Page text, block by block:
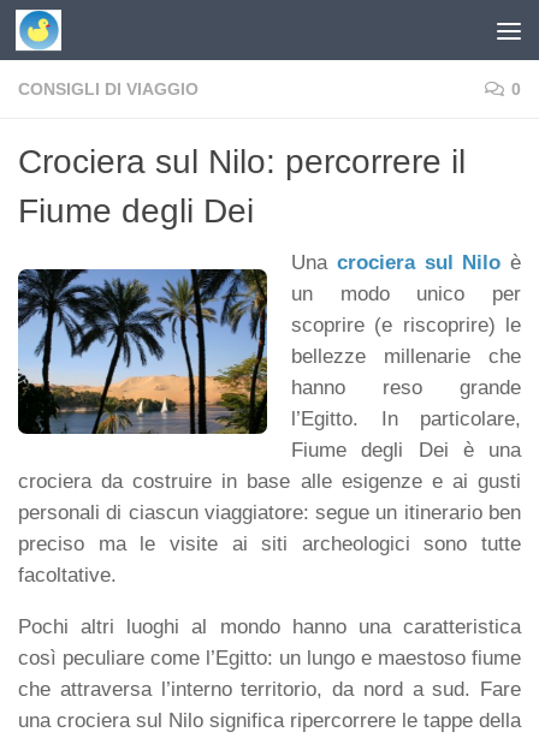
Skip to content
CONSIGLI DI VIAGGIO 0
Crociera sul Nilo: percorrere il
Fiume degli Dei
Una crociera sul Nilo è
un modo unico per
scoprire (e riscoprire) le
bellezze millenarie che
hanno reso grande
l’Egitto. In particolare,
Fiume degli Dei è una
crociera da costruire in base alle esigenze e ai gusti
personali di ciascun viaggiatore: segue un itinerario ben
preciso ma le visite ai siti archeologici sono tutte
facoltative.
Pochi altri luoghi al mondo hanno una caratteristica
così peculiare come l’Egitto: un lungo e maestoso fiume
che attraversa l’interno territorio, da nord a sud. Fare
una crociera sul Nilo significa ripercorrere le tappe della